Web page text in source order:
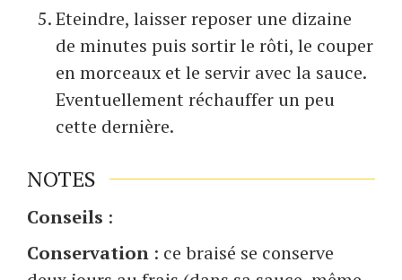
Eteindre, laisser reposer une dizaine
de minutes puis sortir le rôti, le couper
en morceaux et le servir avec la sauce.
Eventuellement réchauffer un peu
cette dernière.
NOTES
Conseils :
Conservation : ce braisé se conserve